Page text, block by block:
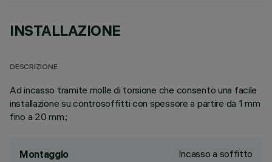
INSTALLAZIONE
DESCRIZIONE
Ad incasso tramite molle di torsione che consento una facile
installazione su controsoffitti con spessore a partire da 1 mm
fino a 20 mm.;
Montaggio Incasso a soffitto